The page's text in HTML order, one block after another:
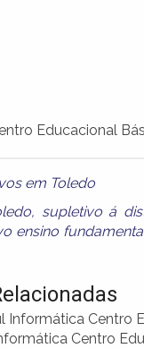
Educacional
em Toledo
, supletivo á
ensino
Informática Centro
Centro